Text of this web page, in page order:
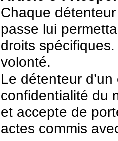
Chaque
passe lui
droits
volonté.
Le détenteur
confidentialité du
et accepte de
actes commis